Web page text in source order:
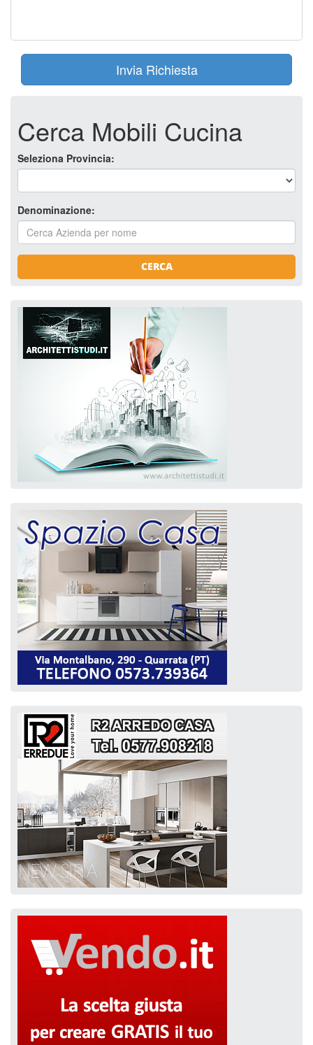
Invia Richiesta
Cerca Mobili Cucina
Seleziona Provincia:
Denominazione:
CERCA